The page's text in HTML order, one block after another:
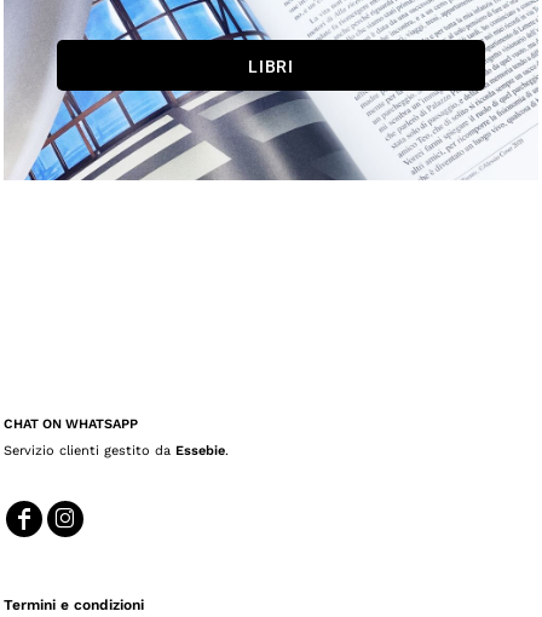
LIBRI
CHAT ON WHATSAPP
Servizio clienti gestito da Essebie.
Termini e condizioni